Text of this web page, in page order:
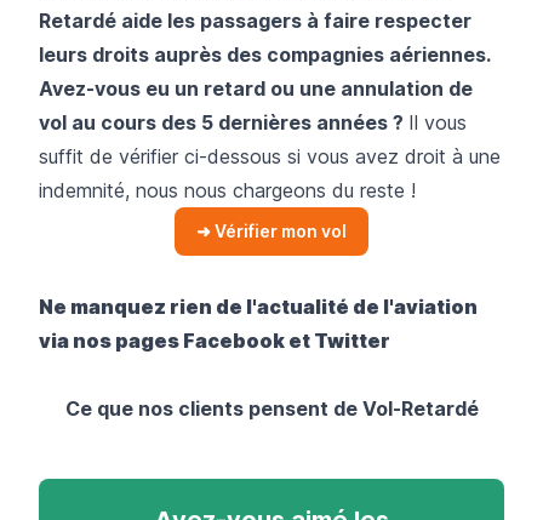
Retardé aide les passagers à faire respecter
leurs droits auprès des compagnies aériennes.
Avez-vous eu un retard ou une annulation de
vol au cours des 5 dernières années ? Il vous
suffit de vérifier ci-dessous si vous avez droit à une
indemnité, nous nous chargeons du reste !
➜ Vérifier mon vol
Ne manquez rien de l'actualité de l'aviation
via nos pages Facebook et Twitter
Ce que nos clients pensent de Vol-Retardé